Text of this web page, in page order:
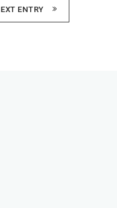
ENTRY